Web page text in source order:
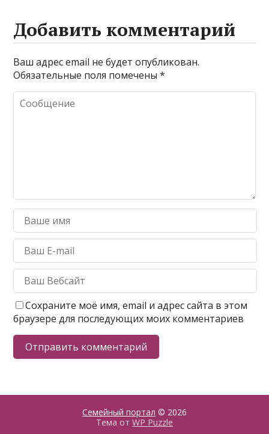
Добавить комментарий
Ваш адрес email не будет опубликован.
Обязательные поля помечены*
Сохраните моё имя, email и адрес сайта в этом
браузере для последующих моих комментариев
Семейный портал © 2026
Тема от WP Puzzle